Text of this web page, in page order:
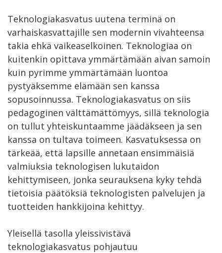
Teknologiakasvatus uutena terminä on
varhaiskasvattajille sen modernin vivahteensa
takia ehkä vaikeaselkoinen. Teknologiaa on
kuitenkin opittava ymmärtämään aivan samoin
kuin pyrimme ymmärtämään luontoa
pystyäksemme elämään sen kanssa
sopusoinnussa. Teknologiakasvatus on siis
pedagoginen välttämättömyys, sillä teknologia
on tullut yhteiskuntaamme jäädäkseen ja sen
kanssa on tultava toimeen. Kasvatuksessa on
tärkeää, että lapsille annetaan ensimmäisiä
valmiuksia teknologisen lukutaidon
kehittymiseen, jonka seurauksena kyky tehdä
tietoisia päätöksiä teknologisten palvelujen ja
tuotteiden hankkijoina kehittyy.
Yleisellä tasolla yleissivistävä
teknologiakasvatus pohjautuu